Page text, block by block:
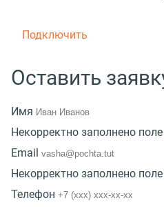
Подключить
Оставить
Имя
Некорректно заполнено поле
Email
Некорректно заполнено поле
Телефон